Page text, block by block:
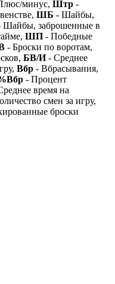
минус, Штр -
ШБ - Шайбы,
Шайбы, заброшенные в
ШП - Победные
- Броски по воротам,
БВ/И- Среднее
Вбр - Вбрасывания,
- Процент
время на
смен за игру,
броски